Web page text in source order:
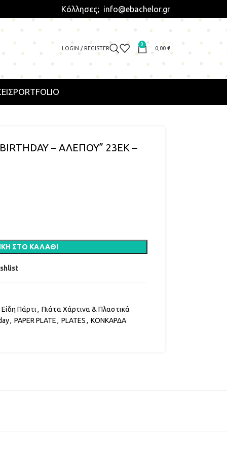
Κόλλησες; info@ebachelor.gr
LOGIN / REGISTER
0
0,00 €
PORTFOLIO
– ΑΛΕΠΟΥ” 23ΕΚ –
ΣΤΟ ΚΑΛΆΘΙ
Είδη Πάρτι, Πιάτα Χάρτινα & Πλαστικά
, PAPER PLATE, PLATES, ΚΟΝΚΑΡΔΑ